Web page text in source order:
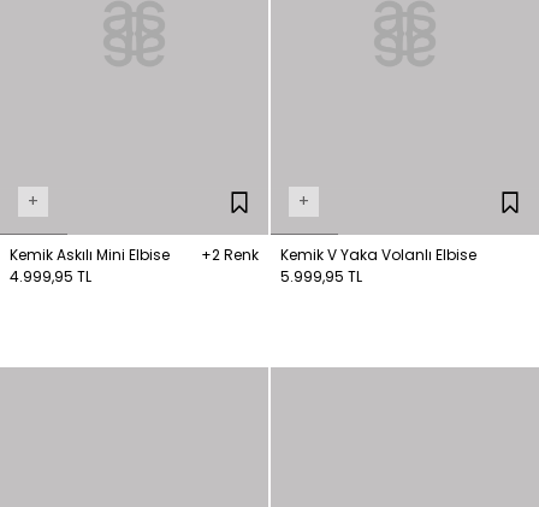
+
Kemik Askılı Mini Elbise
+2 Renk
4.999,95 TL
+
Kemik V Yaka Volanlı Elbise
5.999,95 TL